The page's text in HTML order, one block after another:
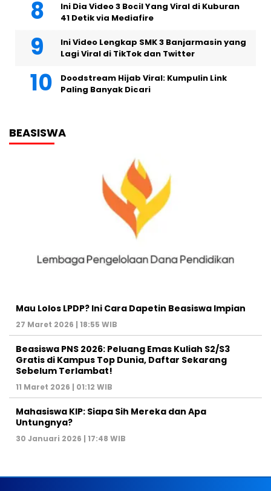
Ini Dia Video 3 Bocil Yang Viral di Kuburan
41 Detik via Mediafire
Ini Video Lengkap SMK 3 Banjarmasin yang
Lagi Viral di TikTok dan Twitter
Doodstream Hijab Viral: Kumpulin Link
Paling Banyak Dicari
BEASISWA
Mau Lolos LPDP? Ini Cara Dapetin Beasiswa Impian
27 Maret 2026 | 18:55 WIB
Beasiswa PNS 2026: Peluang Emas Kuliah S2/S3
Gratis di Kampus Top Dunia, Daftar Sekarang
Sebelum Terlambat!
11 Maret 2026 | 01:12 WIB
Mahasiswa KIP: Siapa Sih Mereka dan Apa
Untungnya?
30 Januari 2026 | 17:48 WIB